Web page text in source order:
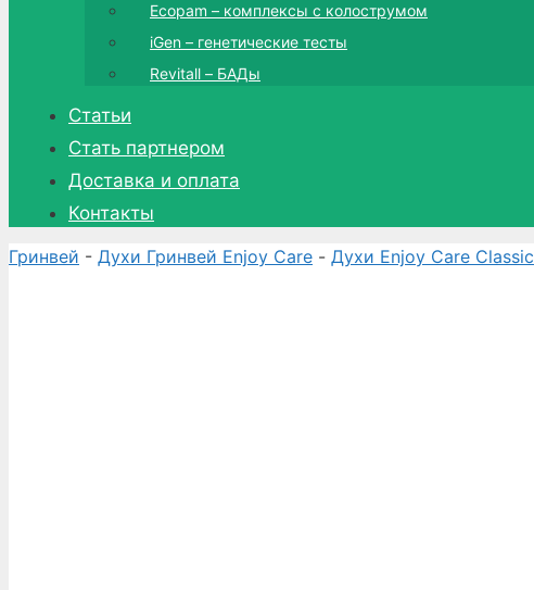
Ecopam – комплексы с колострумом
iGen – генетические тесты
Revitall – БАДы
Статьи
Стать партнером
Доставка и оплата
Контакты
Гринвей - Духи Гринвей Enjoy Care - Духи Enjoy Care Classic